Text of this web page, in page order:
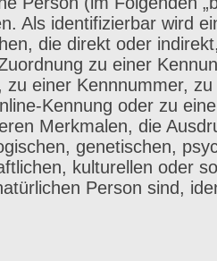
der
von Angriffen auf
allgemeinen Daten
wird keine
betroffene Person.
werden vielmehr
unserer
Als identifizierbar wird
die direkt oder
zu einer
zu einer Kennnummer,
Kennung oder zu
Merkmalen, die
genetischen,
kulturellen oder
Person sind,